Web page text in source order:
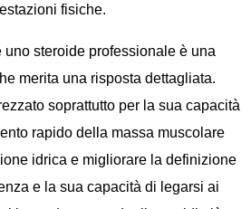
fisiche.
uno steroide professionale è una
merita una risposta dettagliata.
soprattutto per la sua capacità
rapido della massa muscolare
idrica e migliorare la definizione
e la sua capacità di legarsi ai